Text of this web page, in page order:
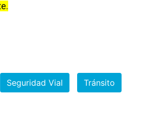
Seguridad Vial Tránsito